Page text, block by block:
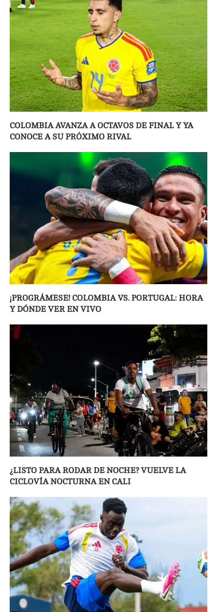
COLOMBIA AVANZA A OCTAVOS DE FINAL Y YA
CONOCE A SU PRÓXIMO RIVAL
¡PROGRÁMESE! COLOMBIA VS. PORTUGAL: HORA
Y DÓNDE VER EN VIVO
¿LISTO PARA RODAR DE NOCHE? VUELVE LA
CICLOVÍA NOCTURNA EN CALI